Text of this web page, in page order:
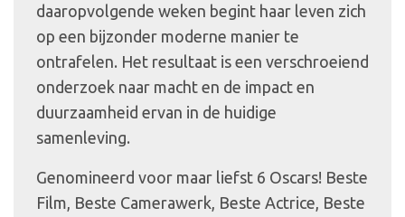
daaropvolgende weken begint haar leven zich
op een bijzonder moderne manier te
ontrafelen. Het resultaat is een verschroeiend
onderzoek naar macht en de impact en
duurzaamheid ervan in de huidige
samenleving.
Genomineerd voor maar liefst 6 Oscars! Beste
Film, Beste Camerawerk, Beste Actrice, Beste